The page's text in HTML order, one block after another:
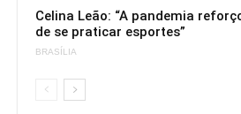
Celina Leão: “A pandemia
de se praticar esportes”
BRASÍLIA